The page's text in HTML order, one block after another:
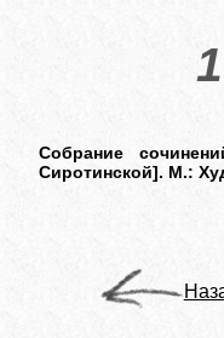
Собрание
Сиротинской]. М.: